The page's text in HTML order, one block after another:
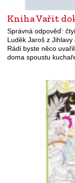
Kniha Vařit
Správná odpověď:
Luděk Jaroš z
Rádi byste něco
doma spoustu